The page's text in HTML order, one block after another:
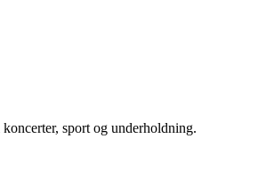
sport og underholdning.